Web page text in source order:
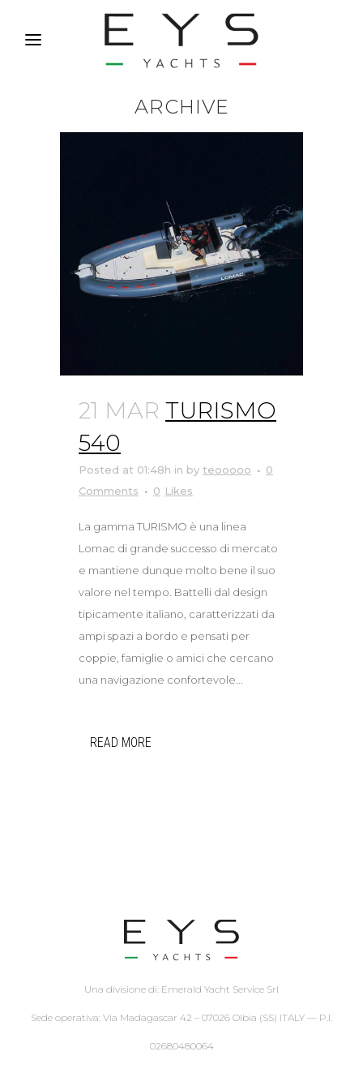
ARCHIVE
21 MAR TURISMO
540
Posted at 01:48h in by teooooo
0
Comments
0 Likes
La gamma TURISMO è una linea
Lomac di grande successo di mercato
e mantiene dunque molto bene il suo
valore nel tempo. Battelli dal design
tipicamente italiano, caratterizzati da
ampi spazi a bordo e pensati per
coppie, famiglie o amici che cercano
una navigazione confortevole...
READ MORE
Una divisione di: Emerald Yacht Service Srl
Sede operativa: Via Madagascar 42 – 07026 Olbia (SS) ITALY — P.I.
02680480064